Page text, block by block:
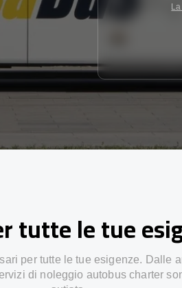
tutte le tue
per tutte le tue esigenze. Dalle
di noleggio autobus charter